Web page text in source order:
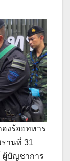
องร้อยทหาร
านที่ 31
ผู้บัญชาการ